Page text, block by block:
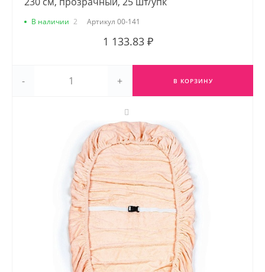
В наличии 2 Артикул 00-141
1 133.83 ₽
- + В КОРЗИНУ